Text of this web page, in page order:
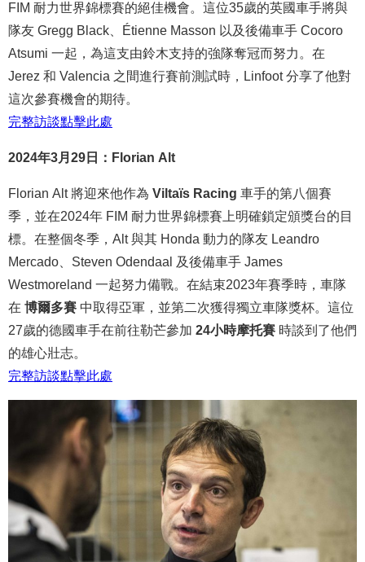
FIM 耐力世界錦標賽的絕佳機會。這位35歲的英國車手將與
隊友 Gregg Black、Étienne Masson 以及後備車手 Cocoro
Atsumi 一起，為這支由鈴木支持的強隊奪冠而努力。在
Jerez 和 Valencia 之間進行賽前測試時，Linfoot 分享了他對
這次參賽機會的期待。
完整訪談點擊此處
2024年3月29日：Florian Alt
Florian Alt 將迎來他作為 Viltaïs Racing 車手的第八個賽
季，並在2024年 FIM 耐力世界錦標賽上明確鎖定頒獎台的目
標。在整個冬季，Alt 與其 Honda 動力的隊友 Leandro
Mercado、Steven Odendaal 及後備車手 James
Westmoreland 一起努力備戰。在結束2023年賽季時，車隊
在 博爾多賽 中取得亞軍，並第二次獲得獨立車隊獎杯。這位
27歲的德國車手在前往勒芒參加 24小時摩托賽 時談到了他們
的雄心壯志。
完整訪談點擊此處